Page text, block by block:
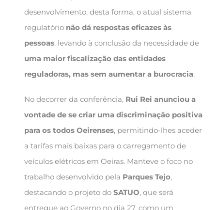
desenvolvimento, desta forma, o atual sistema
regulatório não dá respostas eficazes às
pessoas, levando à conclusão da necessidade de
uma maior fiscalização das entidades
reguladoras, mas sem aumentar a burocracia.
No decorrer da conferência, Rui Rei anunciou a
vontade de se criar uma discriminação positiva
para os todos Oeirenses, permitindo-lhes aceder
a tarifas mais baixas para o carregamento de
veículos elétricos em Oeiras. Manteve o foco no
trabalho desenvolvido pela Parques Tejo,
destacando o projeto do SATUO, que será
entregue ao Governo no dia 27, como um